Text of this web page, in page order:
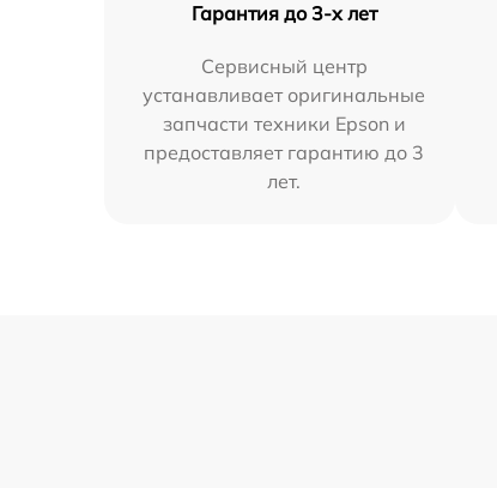
Гарантия до 3-х лет
Сервисный центр
устанавливает оригинальные
запчасти техники Epson и
предоставляет гарантию до 3
лет.